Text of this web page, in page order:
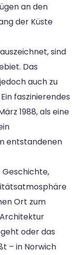
an den
der Küste
sind
Das
auch zu
faszinierendes
1988, als eine
entstandenen
Geschichte,
Ort zum
oder das
– in Norwich